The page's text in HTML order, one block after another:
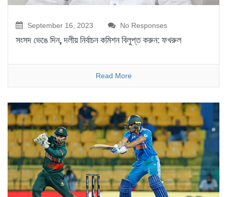
September 16, 2023 No Responses
সংসদ ভেঙে দিন, দলীয় নির্বাচন কমিশন বিলুপ্ত করুন: ফখরুল
Read More